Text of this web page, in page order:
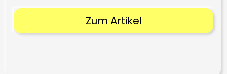
Zum Artikel